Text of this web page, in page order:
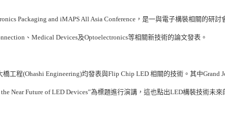
Packaging and iMAPS All Asia Conference，是一與電子構裝相關的研討
、Medical Devices及Optoelectronics等相關新技術的論文發表。
工程(Ohashi Engineering)均發表與Flip Chip LED 相關的技術。其中Grand
Near Future of LED Devices”為標題進行演講，這也點出LED構裝技術未來